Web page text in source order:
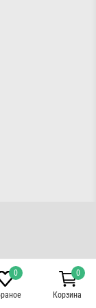
0 0
Корзина